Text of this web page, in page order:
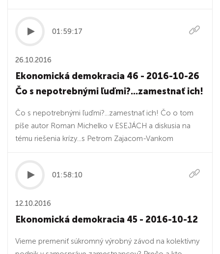
01:59:17
26.10.2016
Ekonomická demokracia 46 - 2016-10-26
Čo s nepotrebnými ľuďmi?...zamestnať ich!
Čo s nepotrebnými ľuďmi?...zamestnať ich! Čo o tom
píše autor Roman Michelko v ESEJÁCH a diskusia na
tému riešenia krízy...s Petrom Zajacom-Vankom
01:58:10
12.10.2016
Ekonomická demokracia 45 - 2016-10-12
Vieme premeniť súkromný výrobný závod na kolektívny